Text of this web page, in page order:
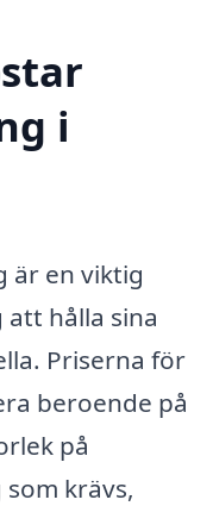
i
är en viktig
hålla sina
Priserna för
beroende på
på
krävs,